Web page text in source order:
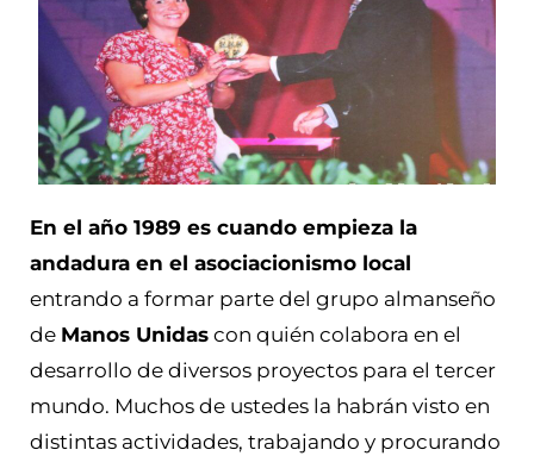
En el año 1989 es cuando empieza la
andadura en el asociacionismo local
entrando a formar parte del grupo almanseño
de Manos Unidas con quién colabora en el
desarrollo de diversos proyectos para el tercer
mundo. Muchos de ustedes la habrán visto en
distintas actividades, trabajando y procurando